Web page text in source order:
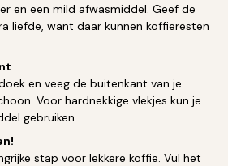
en een mild afwasmiddel. Geef de
liefde, want daar kunnen koffieresten
en veeg de buitenkant van je
Voor hardnekkige vlekjes kun je
gebruiken.
stap voor lekkere koffie. Vul het